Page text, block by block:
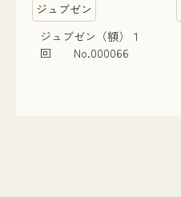
ジュブゼン
ジュブゼン（額）１
回 No.000066